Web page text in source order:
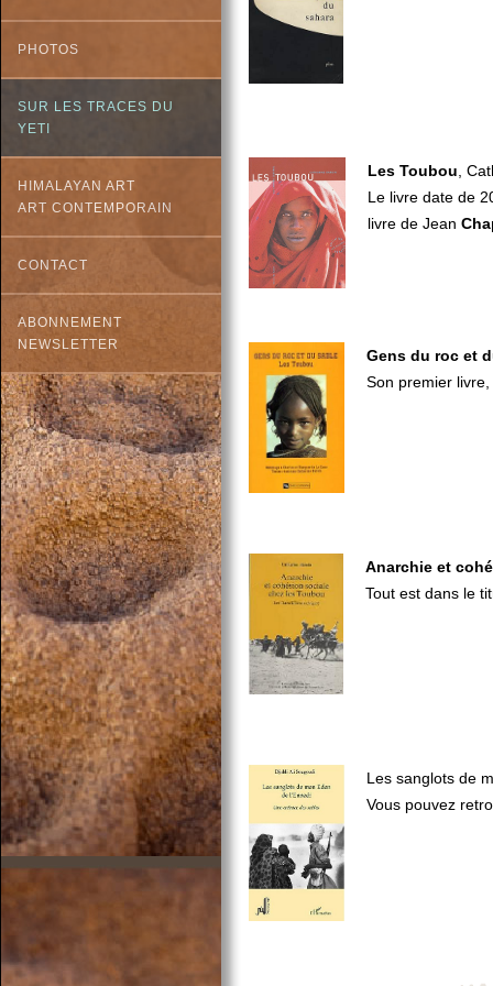
PHOTOS
SUR LES TRACES DU
YETI
HIMALAYAN ART
ART CONTEMPORAIN
CONTACT
ABONNEMENT
NEWSLETTER
Les Toubou ,
Le livre date de
livre de Jean
Gens du roc et
Son premier
Anarchie et
Tout est dans le
Les sanglots de
Vous pouvez